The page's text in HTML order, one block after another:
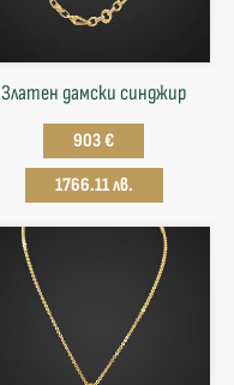
Златен дамски синджир
903 €
1766.11 лв.